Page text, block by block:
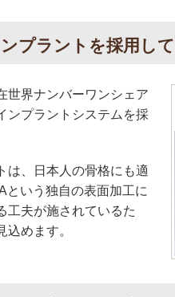
プラントを採用し
世界ナンバーワンシェア
ンプラントシステムを採
は、日本人の骨格にも適
という独自の表面加工に
工夫が施されているた
めます。